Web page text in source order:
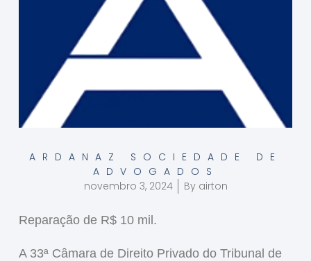
ARDANAZ SOCIEDADE DE
ADVOGADOS
novembro 3, 2024
Byairton
Reparação de R$ 10 mil.
A 33ª Câmara de Direito Privado do Tribunal de